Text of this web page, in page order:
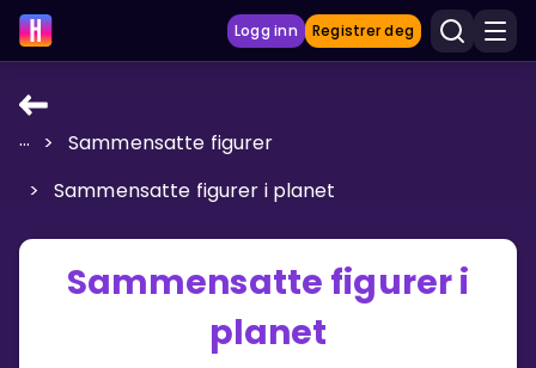
Logg inn Registrer deg
LÆRINGSVERKTØY
Læreplan
Vis mer
... >
Sammensatte figurer
>
Sammensatte figurer i planet
Sammensatte figurer i
planet